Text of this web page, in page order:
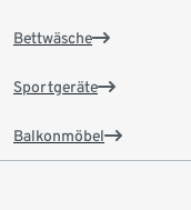
Bettwäsche
Sportgeräte
Balkonmöbel